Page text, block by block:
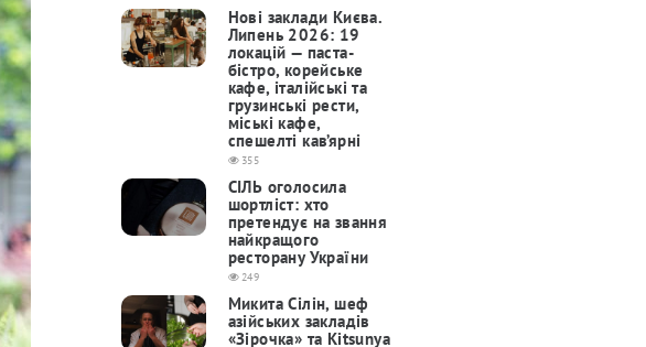
Нові заклади Києва.
Липень 2026: 19
локацій — паста-
бістро, корейське
кафе, італійські та
грузинські рести,
міські кафе,
спешелті кав’ярні
355
СІЛЬ оголосила
шортліст: хто
претендує на звання
найкращого
ресторану України
249
Микита Сілін, шеф
азійських закладів
«Зірочка» та Kitsunya